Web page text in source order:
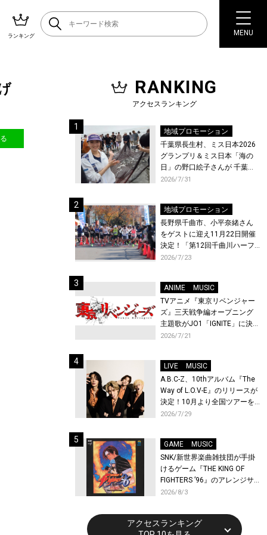
ランキング MENU
RANKING
アクセスランキング
地域プロモーション
千葉県長生村、ミス日本2026
グランプリ＆ミス日本「海の
日」の野口絵子さんが 千葉県
唯一の村・長生村で地引網を
2026/7/31
地域プロモーション
長野県千曲市、小平奈緒さん
をゲストに迎え11月22日開催
決定！「第12回千曲川ハーフ
マラソン」エントリー受付開
2026/7/23
ANIME
MUSIC
TVアニメ『東京リベンジャー
ズ』三天戦争編オープニング
主題歌がJO1「IGNITE」に決
定！メンバー全員から喜びと
先行上映会を開催！
2026/7/21
LIVE
MUSIC
A.B.C-Z、10thアルバム『The
Way of L.O.V-E』のリリースが
決定！10月より全国ツアーを
開催！
2026/7/29
GAME
MUSIC
SNK/新世界楽曲雑技団が手掛
けるゲーム『THE KING OF
FIGHTERS ’96』のアレンジサ
ウンドトラックが配信開始！
2026/8/3
アクセスランキング